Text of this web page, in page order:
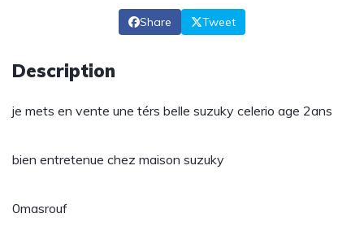
Share Tweet
Description
je mets en vente une térs belle suzuky celerio age 2ans
bien entretenue chez maison suzuky
0masrouf